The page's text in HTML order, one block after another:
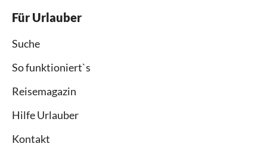
Für Urlauber
Suche
So funktioniert`s
Reisemagazin
Hilfe Urlauber
Kontakt